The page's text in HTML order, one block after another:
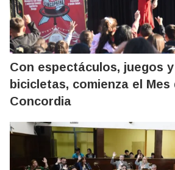
Con espectáculos, juegos
bicicletas, comienza el Mes
Concordia